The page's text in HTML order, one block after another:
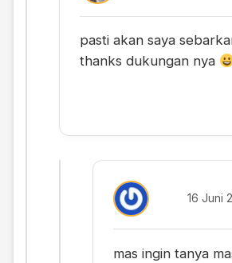
pasti akan saya
thanks dukungan nya
16 Juni
mas ingin tanya